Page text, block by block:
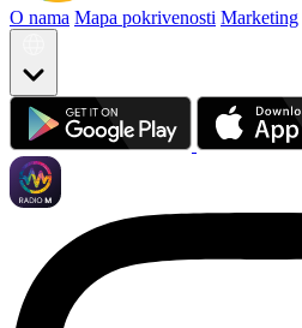
O nama Mapa pokrivenosti Marketing